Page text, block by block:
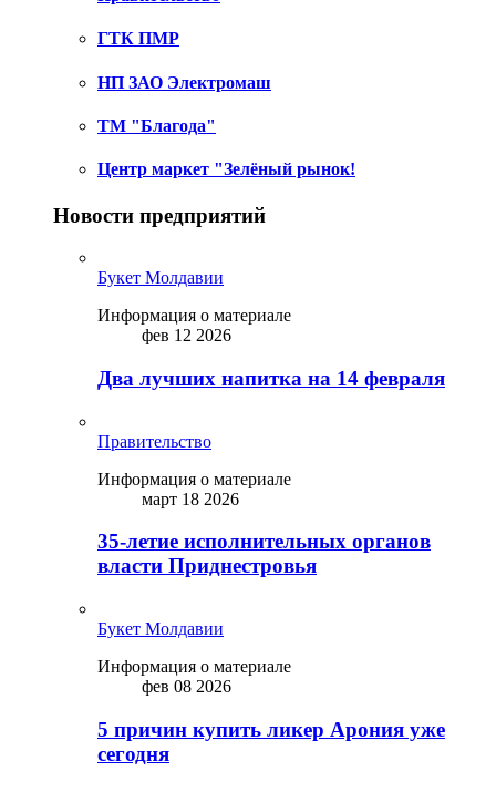
ГТК ПМР
НП ЗАО Электромаш
ТМ "Благода"
Центр маркет "Зелёный рынок!
Новости предприятий
Букет Молдавии
Информация о материале
фев 12 2026
Два лучших напитка на 14 февраля
Правительство
Информация о материале
март 18 2026
35-летие исполнительных органов
власти Приднестровья
Букет Молдавии
Информация о материале
фев 08 2026
5 причин купить ликep Арония уже
сегодня